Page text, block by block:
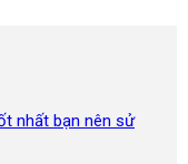
nhất bạn nên sử